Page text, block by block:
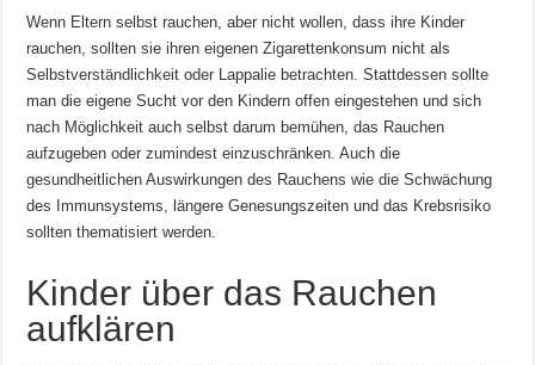
Wenn Eltern selbst rauchen, aber nicht wollen, dass ihre Kinder
rauchen, sollten sie ihren eigenen Zigarettenkonsum nicht als
Selbstverständlichkeit oder Lappalie betrachten. Stattdessen sollte
man die eigene Sucht vor den Kindern offen eingestehen und sich
nach Möglichkeit auch selbst darum bemühen, das Rauchen
aufzugeben oder zumindest einzuschränken. Auch die
gesundheitlichen Auswirkungen des Rauchens wie die Schwächung
des Immunsystems, längere Genesungszeiten und das Krebsrisiko
sollten thematisiert werden.
Kinder über das Rauchen
aufklären